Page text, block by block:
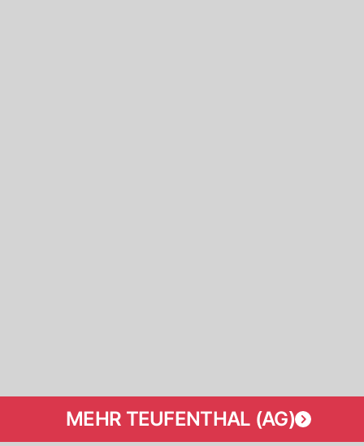
MEHR TEUFENTHAL (AG)